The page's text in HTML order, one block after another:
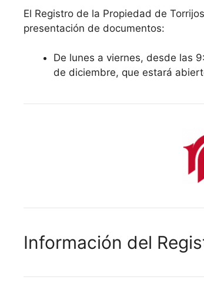
El Registro de la Propiedad de
presentación de documentos:
De lunes a viernes, desde las
de diciembre, que estará
Información del